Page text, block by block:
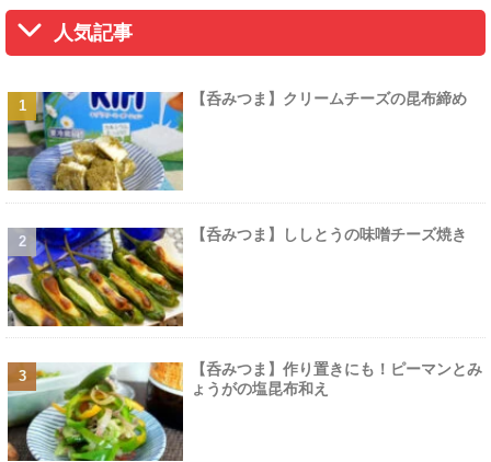
人気記事
【呑みつま】クリームチーズの昆布締め
【呑みつま】ししとうの味噌チーズ焼き
【呑みつま】作り置きにも！ピーマンとみ
ょうがの塩昆布和え